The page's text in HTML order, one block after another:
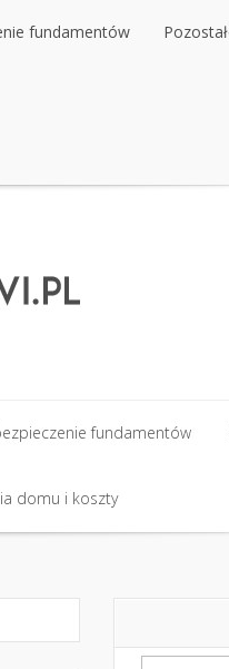
fundamentów
fundamentów
fundamentów
fundamentów
domu i koszty
Szukaj: